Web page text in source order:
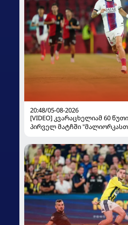
20:48/05-08-2026
[VIDEO] კვარაცხელიამ 60
პირველ მატჩში